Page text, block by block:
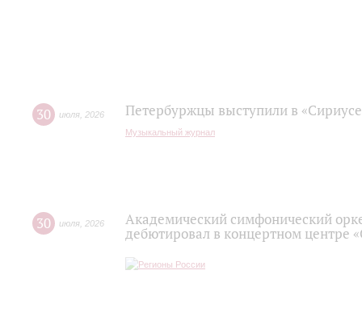
30 июля 2026 Петербуржцы выступили в
Музыкальный журнал
30 июля 2026
Академический симфонический
дебютировал в концертном центре